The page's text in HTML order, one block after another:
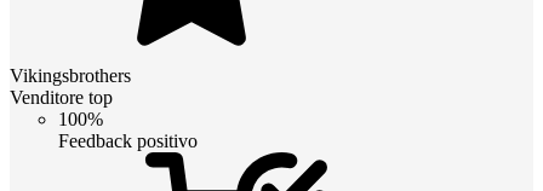
Vikingsbrothers
Venditore top
100%
Feedback positivo